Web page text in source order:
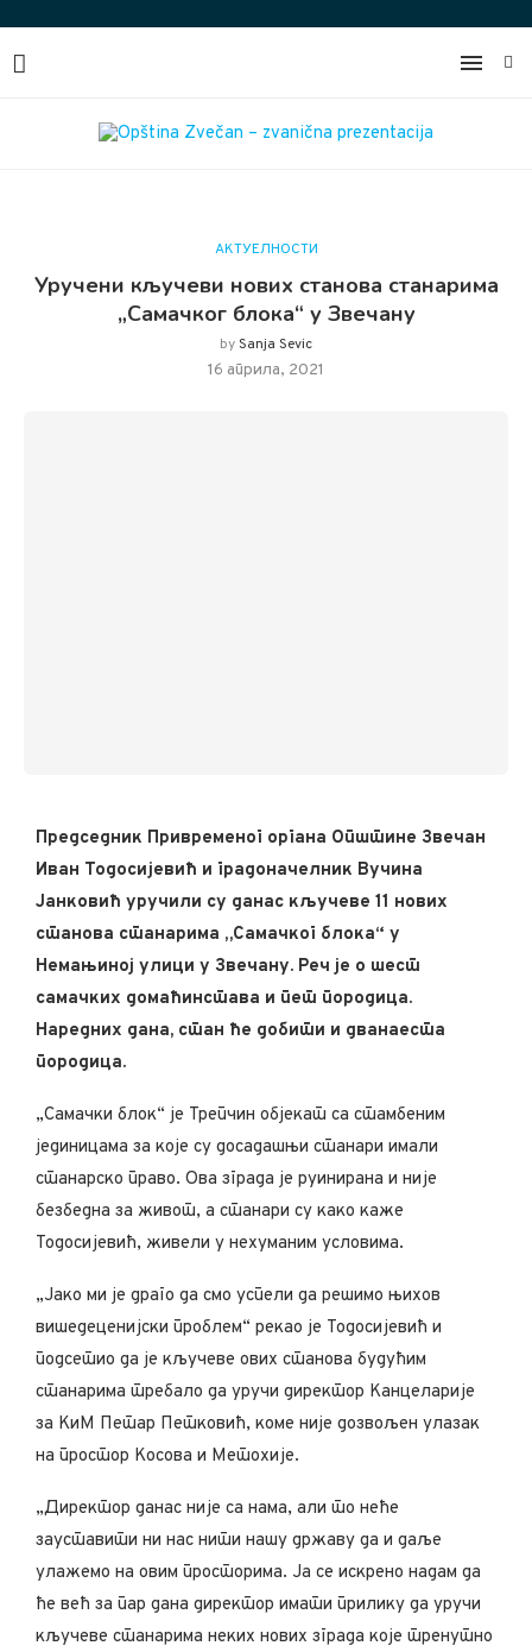
АКТУЕЛНОСТИ
Уручени кључеви нових станова станарима
„Самачког блока“ у Звечану
bySanja Sevic
16 априла, 2021
Председник Привременог органа Општине Звечан
Иван Тодосијевић и градоначелник Вучина
Јанковић уручили су данас кључеве 11 нових
станова станарима „Самачког блока“ у
Немањиној улици у Звечану. Реч је о шест
самачких домаћинстава и пет породица.
Наредних дана, стан ће добити и дванаеста
породица.
„Самачки блок“ је Трепчин објекат са стамбеним
јединицама за које су досадашњи станари имали
станарско право. Ова зграда је руинирана и није
безбедна за живот, а станари су како каже
Тодосијевић, живели у нехуманим условима.
„Јако ми је драго да смо успели да решимо њихов
вишедеценијски проблем“ рекао је Тодосијевић и
подсетио да је кључеве ових станова будућим
станарима требало да уручи директор Канцеларије
за КиМ Петар Петковић, коме ниje дозвољен улазак
на простор Косова и Метохије.
„Директор данас није са нама, али то неће
зауставити ни нас нити нашу државу да и даље
улажемо на овим просторима. Ја се искрено надам да
ће већ за пар дана директор имати прилику да уручи
кључеве станарима неких нових зграда које тренутно